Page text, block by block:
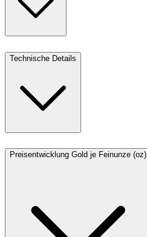
Technische Details
Preisentwicklung Gold je Feinunze (oz)